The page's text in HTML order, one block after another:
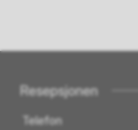
Resepsjonen
Telefon